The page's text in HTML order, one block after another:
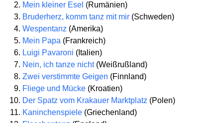
Mein kleiner Esel (Rumänien)
Bruderherz, komm tanz mit mir (Schweden)
Wespentanz (Amerika)
Mein Papa (Frankreich)
Luigi Pavaroni (Italien)
Nein, ich tanze nicht(Weißrußland)
Zwei verstimmte Geigen (Finnland)
Fliege und Mücke (Kroatien)
Der Spatz vom Krakauer Marktplatz (Polen)
Kaninchenspiele (Griechenland)